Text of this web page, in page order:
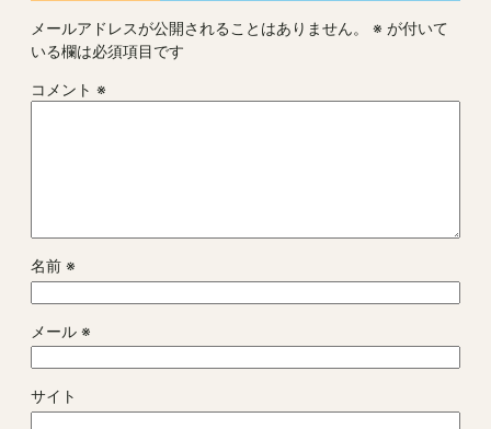
メールアドレスが公開されることはありません。 ※ が付いて
いる欄は必須項目です
コメント ※
名前 ※
メール ※
サイト